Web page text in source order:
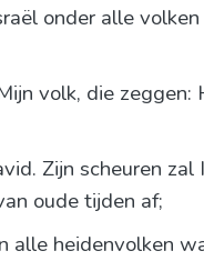
onder alle
volk, die
Zijn scheuren
oude tijden af;
heidenvolken